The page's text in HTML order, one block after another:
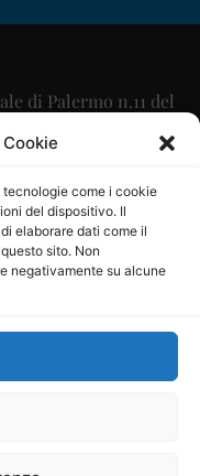
come i cookie
del dispositivo. Il
elaborare dati come il
sito. Non
negativamente su alcune
di Palermo n.11 del
Scaglione
Calabrese
Cooperativa a r.l. è
Comunicazione al